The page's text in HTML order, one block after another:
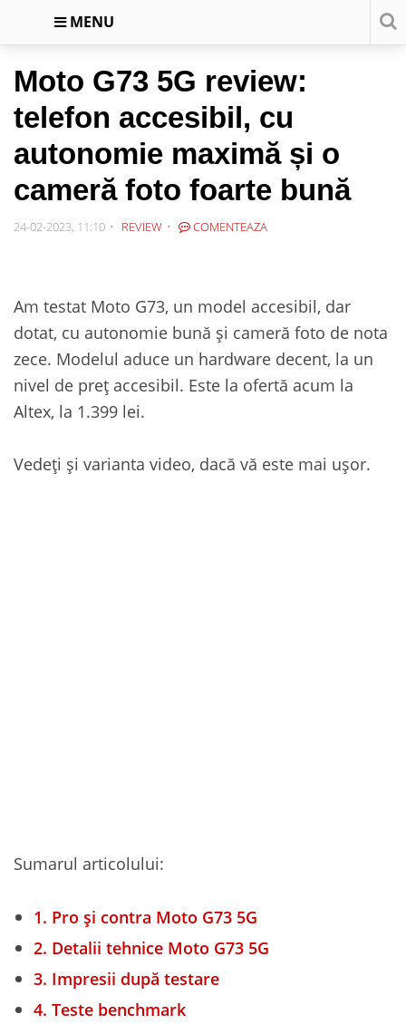
MENU
Moto G73 5G review:
telefon accesibil, cu
autonomie maximă și o
cameră foto foarte bună
24-02-2023, 11:10 REVIEW COMENTEAZA
Am testat Moto G73, un model accesibil, dar
dotat, cu autonomie bună și cameră foto de nota
zece. Modelul aduce un hardware decent, la un
nivel de preț accesibil. Este la ofertă acum la
Altex, la 1.399 lei.
Vedeți și varianta video, dacă vă este mai ușor.
Sumarul articolului:
1. Pro și contra Moto G73 5G
2. Detalii tehnice Moto G73 5G
3. Impresii după testare
4. Teste benchmark